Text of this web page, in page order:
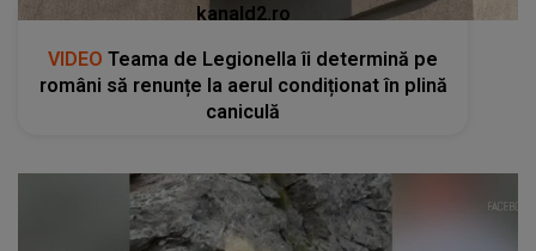
kanald2.ro
VIDEO Teama de Legionella îi determină pe
români să renunțe la aerul condiționat în plină
caniculă